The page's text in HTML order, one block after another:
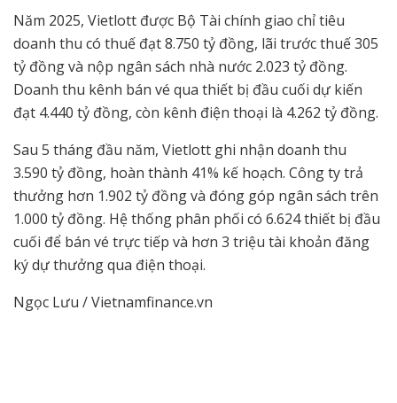
Năm 2025, Vietlott được Bộ Tài chính giao chỉ tiêu
doanh thu có thuế đạt 8.750 tỷ đồng, lãi trước thuế 305
tỷ đồng và nộp ngân sách nhà nước 2.023 tỷ đồng.
Doanh thu kênh bán vé qua thiết bị đầu cuối dự kiến
đạt 4.440 tỷ đồng, còn kênh điện thoại là 4.262 tỷ đồng.
Sau 5 tháng đầu năm, Vietlott ghi nhận doanh thu
3.590 tỷ đồng, hoàn thành 41% kế hoạch. Công ty trả
thưởng hơn 1.902 tỷ đồng và đóng góp ngân sách trên
1.000 tỷ đồng. Hệ thống phân phối có 6.624 thiết bị đầu
cuối để bán vé trực tiếp và hơn 3 triệu tài khoản đăng
ký dự thưởng qua điện thoại.
Ngọc Lưu / Vietnamfinance.vn